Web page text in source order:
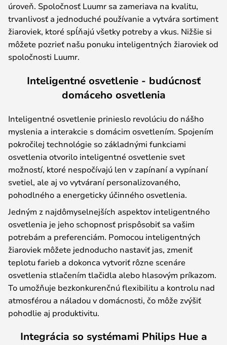
úroveň. Spoločnosť Luumr sa zameriava na kvalitu,
trvanlivosť a jednoduché používanie a vytvára sortiment
žiaroviek, ktoré spĺňajú všetky potreby a vkus. Nižšie si
môžete pozrieť našu ponuku inteligentných žiaroviek od
spoločnosti Luumr.
Inteligentné osvetlenie - budúcnosť
domáceho osvetlenia
Inteligentné osvetlenie prinieslo revolúciu do nášho
myslenia a interakcie s domácim osvetlením. Spojením
pokročilej technológie so základnými funkciami
osvetlenia otvorilo inteligentné osvetlenie svet
možností, ktoré nespočívajú len v zapínaní a vypínaní
svetiel, ale aj vo vytváraní personalizovaného,
pohodlného a energeticky účinného osvetlenia.
Jedným z najdômyselnejších aspektov inteligentného
osvetlenia je jeho schopnosť prispôsobiť sa vašim
potrebám a preferenciám. Pomocou inteligentných
žiaroviek môžete jednoducho nastaviť jas, zmeniť
teplotu farieb a dokonca vytvoriť rôzne scenáre
osvetlenia stlačením tlačidla alebo hlasovým príkazom.
To umožňuje bezkonkurenčnú flexibilitu a kontrolu nad
atmosférou a náladou v domácnosti, čo môže zvýšiť
pohodlie aj produktivitu.
Integrácia so systémami Philips Hue a